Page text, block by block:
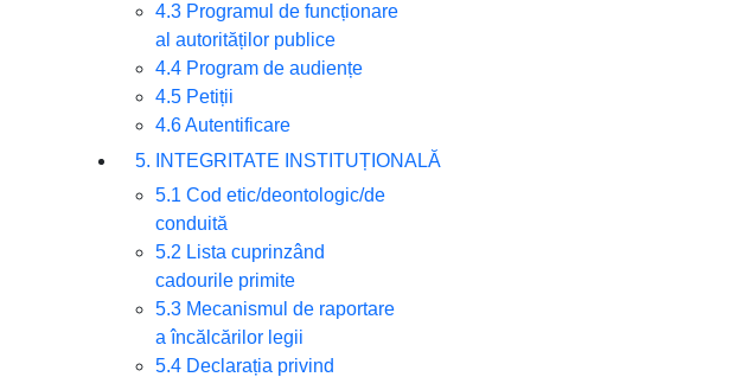
4.3 Programul de funcționare
al autorităților publice
4.4 Program de audiențe
4.5 Petiții
4.6 Autentificare
5. INTEGRITATE INSTITUȚIONALĂ
5.1 Cod etic/deontologic/de
conduită
5.2 Lista cuprinzând
cadourile primite
5.3 Mecanismul de raportare
a încălcărilor legii
5.4 Declarația privind